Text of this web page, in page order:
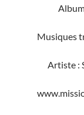
Album :
Musiques
Artiste :